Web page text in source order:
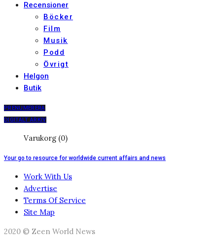
Recensioner
Böcker
Film
Musik
Podd
Övrigt
Helgon
Butik
PRENUMERERA
DIGITALT ARKIV
Varukorg (0)
Your go to resource for worldwide current affairs and news
Work With Us
Advertise
Terms Of Service
Site Map
2020 © Zeen World News